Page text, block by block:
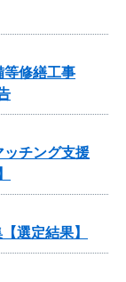
等修繕工事
ッチング支援
選定結果】